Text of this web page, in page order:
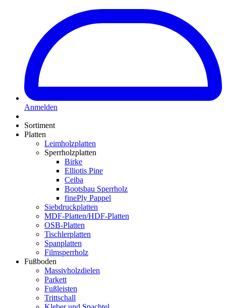
Anmelden
Sortiment
Platten
Leimholzplatten
Sperrholzplatten
Birke
Elliotis Pine
Ceiba
Bootsbau Sperrholz
finePly Pappel
Siebdruckplatten
MDF-Platten/HDF-Platten
OSB-Platten
Tischlerplatten
Spanplatten
Filmsperrholz
Fußboden
Massivholzdielen
Parkett
Fußleisten
Trittschall